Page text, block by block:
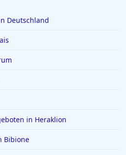
Deutschland
in Heraklion
Bibione